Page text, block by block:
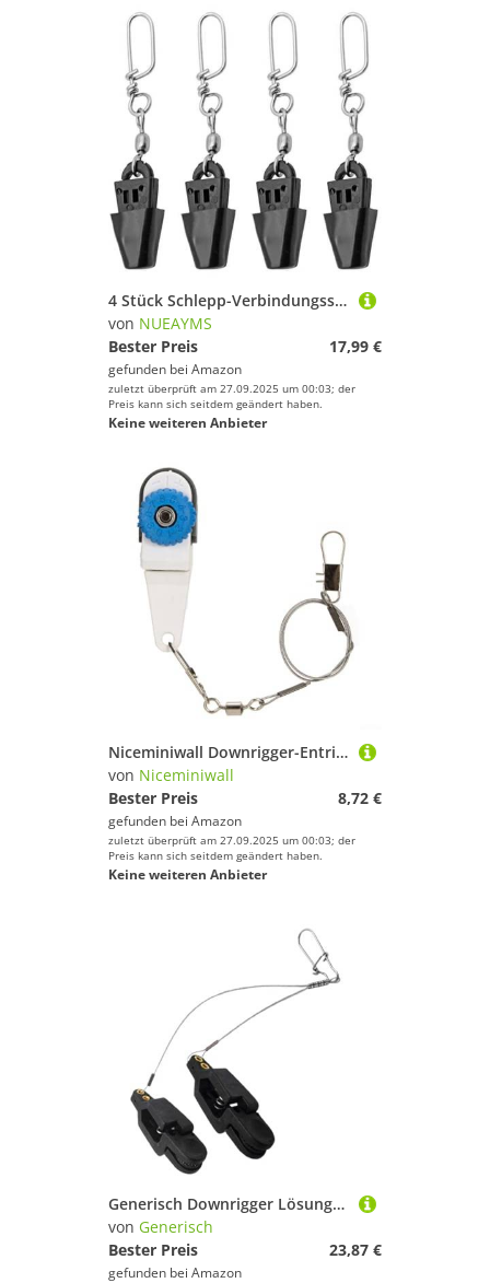
4 Stück Schlepp-Verbindungsstücke, Angelgewichtsball-Anschluss, Downrigger-Release-Clip, professionelles Angelzubehör, Meer-Schlepp-Anschluss-Set
von NUEAYMS
Bester Preis
17,99 €
gefunden bei Amazon
zuletzt überprüft am 27.09.2025 um 00:03; der
Preis kann sich seitdem geändert haben.
Keine weiteren Anbieter
Niceminiwall Downrigger-Entriegelungsclip zum Angeln, Schleppen, verstellbare, robuste Schnurentriegelungsclips für Ausleger und Downrigger, Bootsangeln, Salzwasser oder Süßwasser (weiß/blau, groß mit
von Niceminiwall
Bester Preis
8,72 €
gefunden bei Amazon
zuletzt überprüft am 27.09.2025 um 00:03; der
Preis kann sich seitdem geändert haben.
Keine weiteren Anbieter
Generisch Downrigger Lösungsclip | Zubehör Für Hohe Zugbelastung,Downrigger Schnur-Auslöser Zubehör,Für Forellenangeln Trolling Meeresangeln Süßwasser Salzwasser Angeln
von Generisch
Bester Preis
23,87 €
gefunden bei Amazon